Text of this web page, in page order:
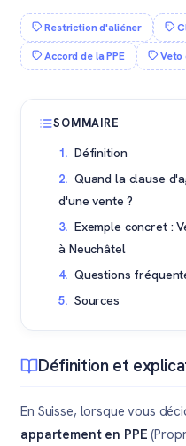
Restriction d'aliéner
Accord de la PPE
Veto
SOMMAIRE
Définition
Quand la clause
d'une vente ?
Exemple concret :
à Neuchâtel
Questions
Sources
Définition et
En Suisse, lorsque vous
appartement en PPE